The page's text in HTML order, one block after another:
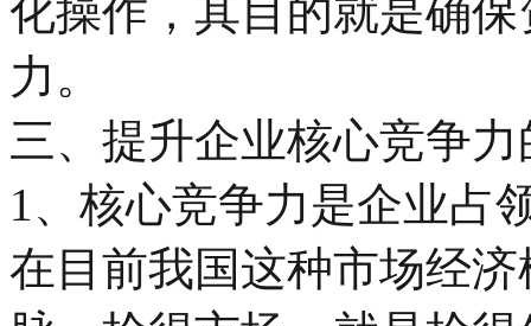
化操作，其目的就是确
力。
三、提升企业核心竞争
1、核心竞争力是企业占
在目前我国这种市场经